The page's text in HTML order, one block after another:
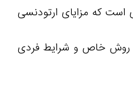
که مزایای ارتودنسی
روش خاص و شرایط فردی